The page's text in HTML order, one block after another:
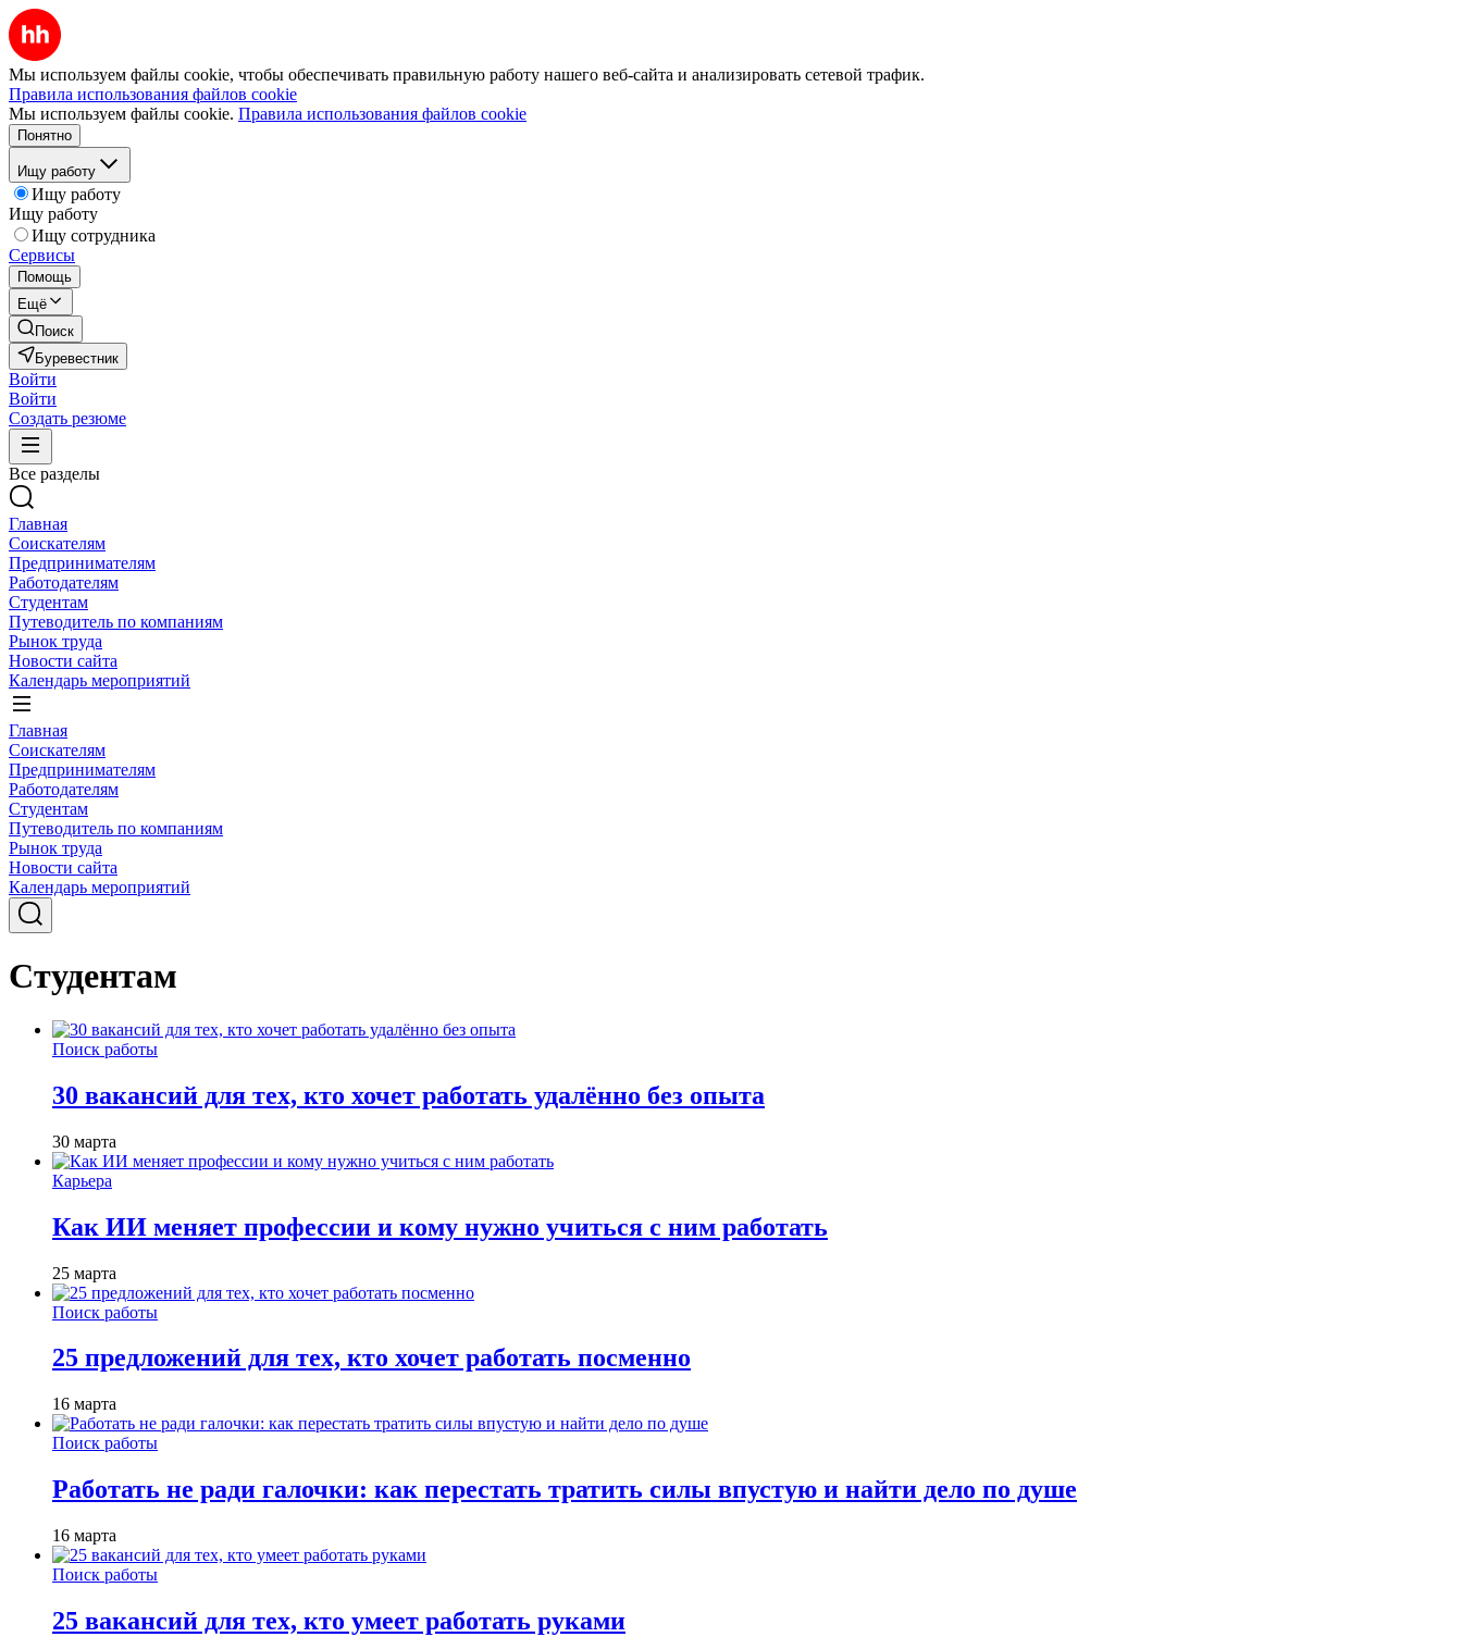
Мы используем файлы cookie, чтобы обеспечивать правильную работу нашего веб-сайта и анализировать сетевой трафик.
Правила использования файлов cookie
Мы используем файлы cookie. Правила использования файлов cookie
Понятно
Ищу работу
Ищу работу
Ищу работу
Ищу сотрудника
Сервисы
Помощь
Ещё
Поиск
Буревестник
Войти
Войти
Создать резюме
Все разделы
Главная
Соискателям
Предпринимателям
Работодателям
Студентам
Путеводитель по компаниям
Рынок труда
Новости сайта
Календарь мероприятий
Главная
Соискателям
Предпринимателям
Работодателям
Студентам
Путеводитель по компаниям
Рынок труда
Новости сайта
Календарь мероприятий
Студентам
Поиск работы
30 вакансий для тех, кто хочет работать удалённо без опыта
30 марта
Карьера
Как ИИ меняет профессии и кому нужно учиться с ним работать
25 марта
Поиск работы
25 предложений для тех, кто хочет работать посменно
16 марта
Поиск работы
Работать не ради галочки: как перестать тратить силы впустую и найти дело по душе
16 марта
Поиск работы
25 вакансий для тех, кто умеет работать руками